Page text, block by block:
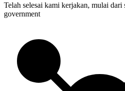
Telah selesai kami kerjakan, mulai dari
government